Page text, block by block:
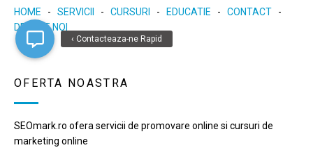
HOME - SERVICII - CURSURI - EDUCATIE - CONTACT-
DESPRE NOI
OFERTA NOASTRA
SEOmark.ro ofera servicii de promovare online si cursuri de
marketing online
‹ Contacteaza-ne Rapid